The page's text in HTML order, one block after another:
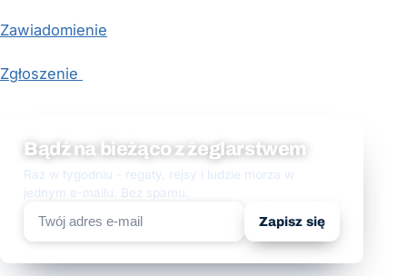
Zawiadomienie
Zgłoszenie
Bądź na bieżąco z żeglarstwem
Raz w tygodniu - regaty, rejsy i ludzie morza w
jednym e-mailu. Bez spamu.
Zapisz się